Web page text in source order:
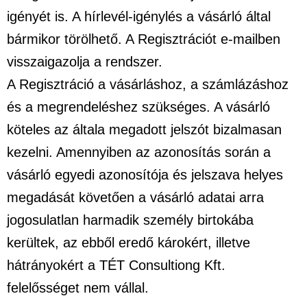
igényét is. A hírlevél-igénylés a vásárló által
bármikor törölhető. A Regisztrációt e-mailben
visszaigazolja a rendszer.
A Regisztráció a vásárláshoz, a számlázáshoz
és a megrendeléshez szükséges. A vásárló
köteles az általa megadott jelszót bizalmasan
kezelni. Amennyiben az azonosítás során a
vásárló egyedi azonosítója és jelszava helyes
megadását követően a vásárló adatai arra
jogosulatlan harmadik személy birtokába
kerültek, az ebből eredő károkért, illetve
hátrányokért a TÉT Consultiong Kft.
felelősséget nem vállal.